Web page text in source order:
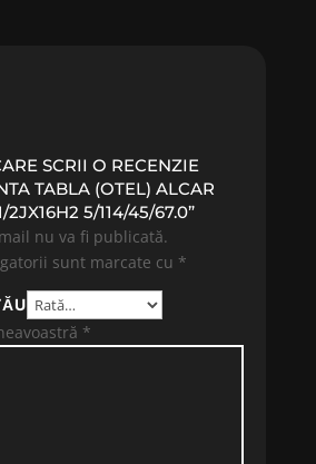
SCRII O RECENZIE
TABLA (OTEL) ALCAR
2JX16H2 5/114/45/67.0”
nu va fi publicată.
sunt marcate cu *
*